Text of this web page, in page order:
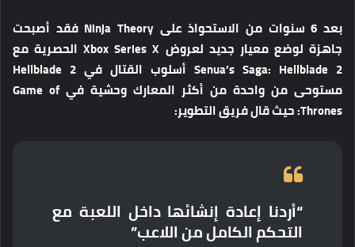
بعد 6 سنوات من الاستحواذ على Ninja Theory فقد أصبحت
جاهزة لوضع معيار جديد لعروض Xbox Series X الحصرية مع
Senua’s Saga: Hellblade 2 أسلوب القتال في Hellblade 2
مستوحى من واحدة من أكثر المعارك وحشية في Game of
Thrones: حيث قال فريق التطوير:
“أردنا إعادة إنشائها داخل اللعبة مع
التحكم الكامل من اللاعب”